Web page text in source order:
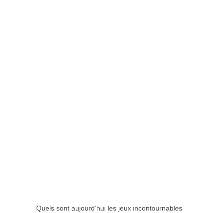
Quels sont aujourd’hui les jeux incontournables